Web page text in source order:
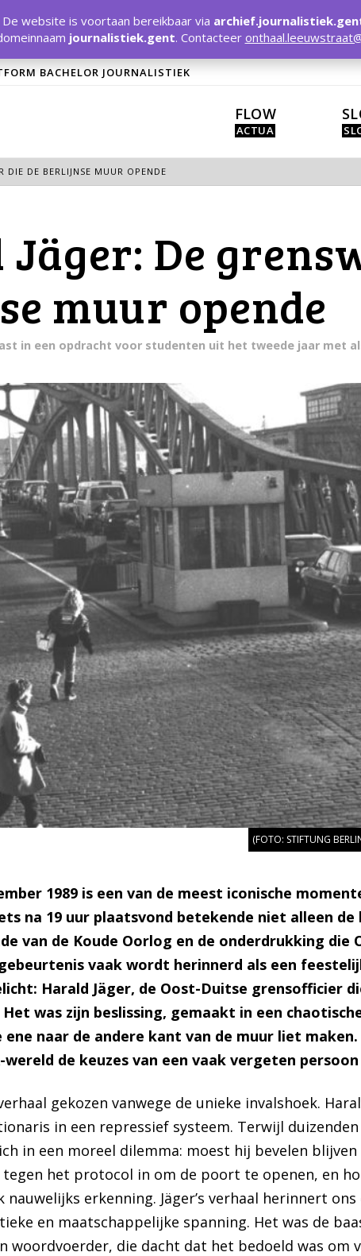
BACHELOR JOURNALISTIEK
FLOW
DIE DE BERLIJNSE MUUR OPENDE
De
muur opende
in een opdracht voor studenten uit het tweede jaar met
(FOTO: STIFTUNG
1989 is een van de meest iconische
na 19 uur plaatsvond betekende niet alleen
van de Koude Oorlog en de onderdrukking
vaak wordt herinnerd als een
Harald Jäger, de Oost-Duitse grensofficier
was zijn beslissing, gemaakt in een
ene naar de andere kant van de muur liet
wereld de keuzes van een vaak vergeten
gekozen vanwege de unieke invalshoek.
in een repressief systeem. Terwijl
in een moreel dilemma: moest hij bevelen
het protocol in om de poort te openen, en
nauwelijks erkenning. Jäger’s verhaal herinnert
en maatschappelijke spanning. Het was de
woordvoerder, die dacht dat het bedoeld was om
website is voortaan bereikbaar via
journalistiek.gent. Contacteer